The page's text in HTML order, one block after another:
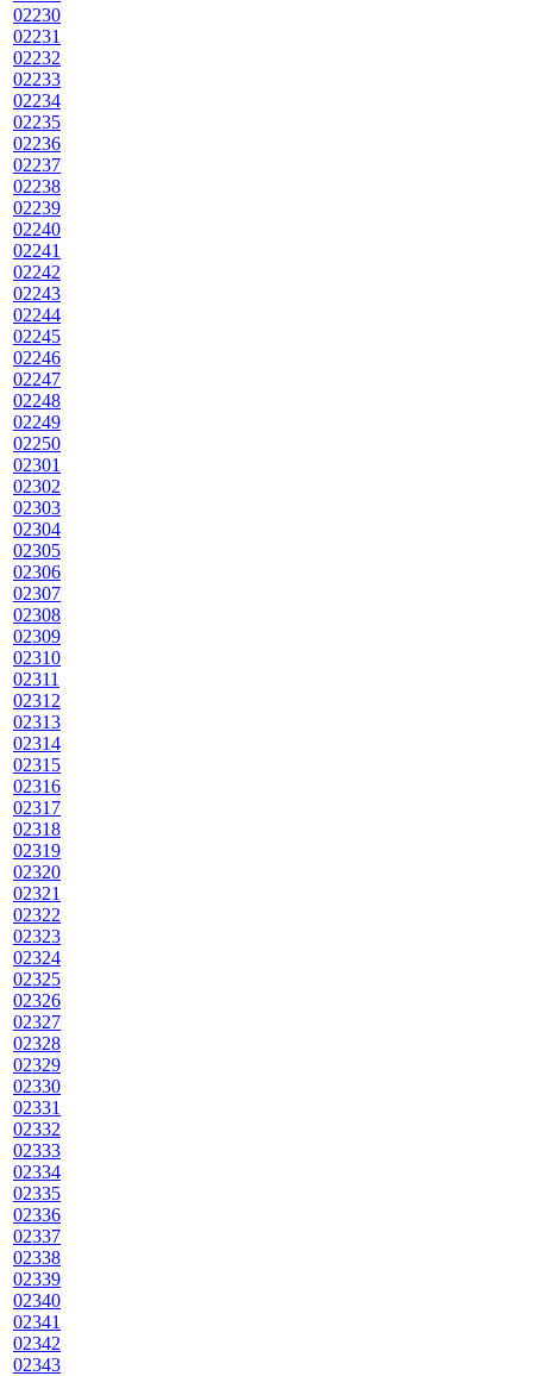
02230
02231
02232
02233
02234
02235
02236
02237
02238
02239
02240
02241
02242
02243
02244
02245
02246
02247
02248
02249
02250
02301
02302
02303
02304
02305
02306
02307
02308
02309
02310
02311
02312
02313
02314
02315
02316
02317
02318
02319
02320
02321
02322
02323
02324
02325
02326
02327
02328
02329
02330
02331
02332
02333
02334
02335
02336
02337
02338
02339
02340
02341
02342
02343